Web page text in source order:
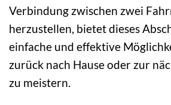
Verbindung zwischen zwei
herzustellen, bietet dieses
einfache und effektive
zurück nach Hause oder zur
zu meistern.